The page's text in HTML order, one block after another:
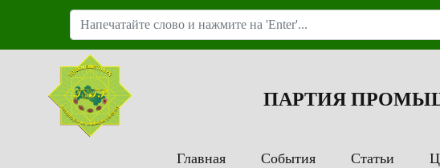
ПАРТИЯ
Главная События Статьи